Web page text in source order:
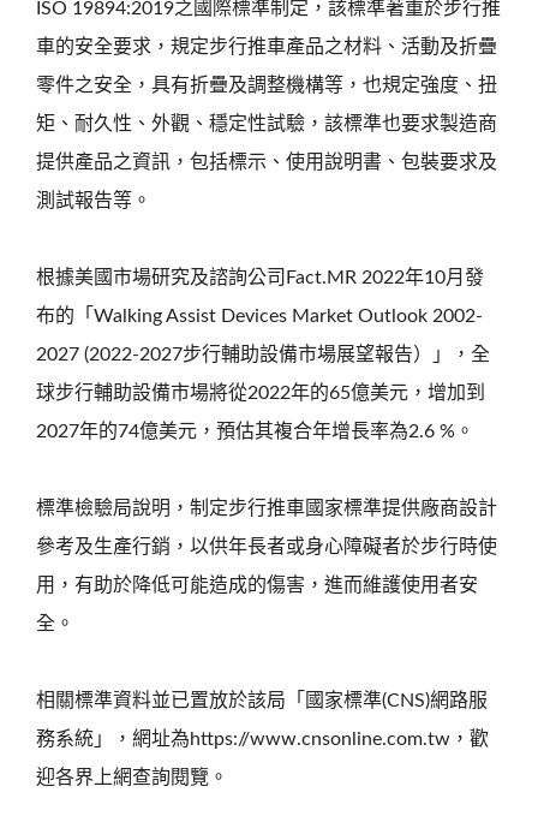
ISO 19894:2019之國際標準制定，該標準著重於步行推
車的安全要求，規定步行推車產品之材料、活動及折疊
零件之安全，具有折疊及調整機構等，也規定強度、扭
矩、耐久性、外觀、穩定性試驗，該標準也要求製造商
提供產品之資訊，包括標示、使用說明書、包裝要求及
測試報告等。
根據美國市場研究及諮詢公司Fact.MR 2022年10月發
布的「Walking Assist Devices Market Outlook 2002-
2027 (2022-2027步行輔助設備市場展望報告）」，全
球步行輔助設備市場將從2022年的65億美元，增加到
2027年的74億美元，預估其複合年增長率為2.6 %。
標準檢驗局說明，制定步行推車國家標準提供廠商設計
參考及生產行銷，以供年長者或身心障礙者於步行時使
用，有助於降低可能造成的傷害，進而維護使用者安
全。
相關標準資料並已置放於該局「國家標準(CNS)網路服
務系統」，網址為https://www.cnsonline.com.tw，歡
迎各界上網查詢閱覽。